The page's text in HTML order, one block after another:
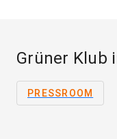
Grüner Klub
PRESSROOM